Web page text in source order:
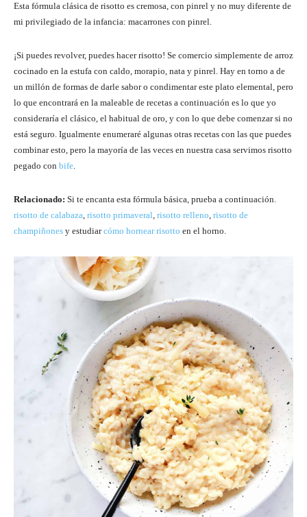
Esta fórmula clásica de risotto es cremosa, con pinrel y no muy diferente de
mi privilegiado de la infancia: macarrones con pinrel.
¡Si puedes revolver, puedes hacer risotto! Se comercio simplemente de arroz
cocinado en la estufa con caldo, morapio, nata y pinrel. Hay en torno a de
un millón de formas de darle sabor o condimentar este plato elemental, pero
lo que encontrará en la maleable de recetas a continuación es lo que yo
consideraría el clásico, el habitual de oro, y con lo que debe comenzar si no
está seguro. Igualmente enumeraré algunas otras recetas con las que puedes
combinar esto, pero la mayoría de las veces en nuestra casa servimos risotto
pegado con bife.
Relacionado: Si te encanta esta fórmula básica, prueba a continuación.
risotto de calabaza, risotto primaveral, risotto relleno, risotto de
champiñones y estudiarcómo hornear risotto en el horno.